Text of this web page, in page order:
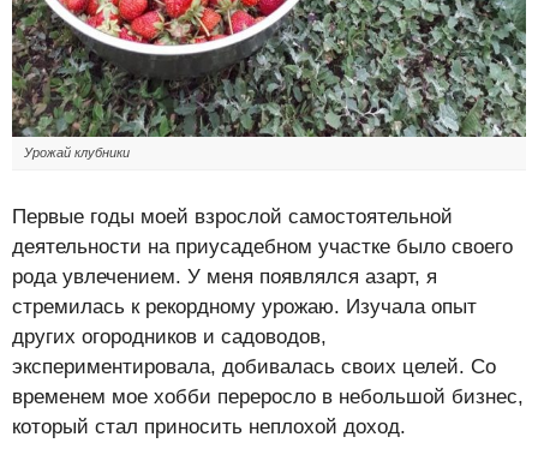
Урожай клубники
Первые годы моей взрослой самостоятельной
деятельности на приусадебном участке было своего
рода увлечением. У меня появлялся азарт, я
стремилась к рекордному урожаю. Изучала опыт
других огородников и садоводов,
экспериментировала, добивалась своих целей. Со
временем мое хобби переросло в небольшой бизнес,
который стал приносить неплохой доход.